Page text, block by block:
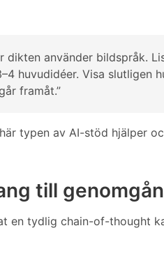
dikten använder bildspråk.
huvudidéer. Visa slutligen
framåt.”
typen av AI-stöd hjälper
till
en tydlig chain-of-thought